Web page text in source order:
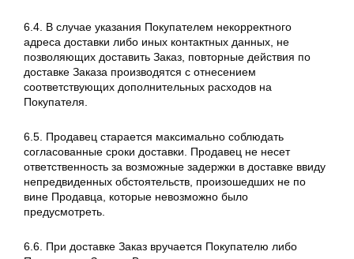
6.4. В случае указания Покупателем некорректного
адреса доставки либо иных контактных данных, не
позволяющих доставить Заказ, повторные действия по
доставке Заказа производятся с отнесением
соответствующих дополнительных расходов на
Покупателя.
6.5. Продавец старается максимально соблюдать
согласованные сроки доставки. Продавец не несет
ответственность за возможные задержки в доставке ввиду
непредвиденных обстоятельств, произошедших не по
вине Продавца, которые невозможно было
предусмотреть.
6.6. При доставке Заказ вручается Покупателю либо